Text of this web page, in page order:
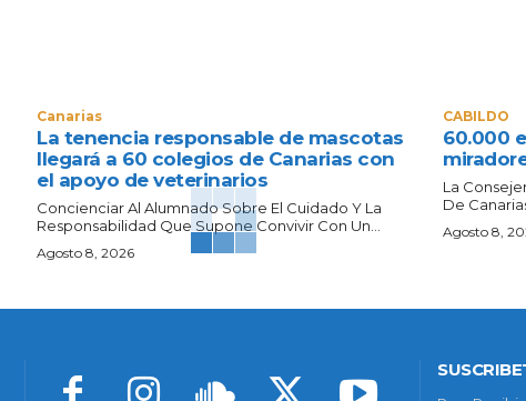
Canarias
La tenencia responsable de mascotas
llegará a 60 colegios de Canarias con
el apoyo de veterinarios
Concienciar Al Alumnado Sobre El Cuidado Y La
Responsabilidad Que Supone Convivir Con Un...
Agosto 8, 2026
CABILDO
60.000
La
De
Agosto 8,